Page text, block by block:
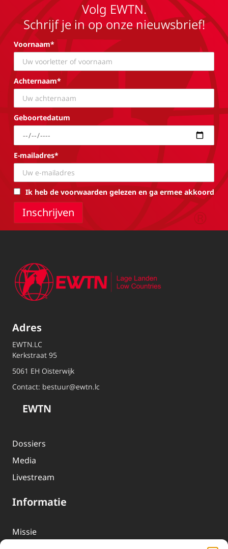
Volg EWTN.
Schrijf je in op onze nieuwsbrief!
Voornaam*
Achternaam*
Geboortedatum
E-mailadres*
Ik heb de voorwaarden gelezen en ga ermee akkoord
Adres
EWTN.LC
Kerkstraat 95
5061 EH Oisterwijk
Contact: bestuur@ewtn.lc
EWTN
Dossiers
Media
Livestream
Informatie
Missie